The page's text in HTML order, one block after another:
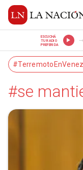
ESCUCHÁ
TU RADIO
PREFERIDA
#se